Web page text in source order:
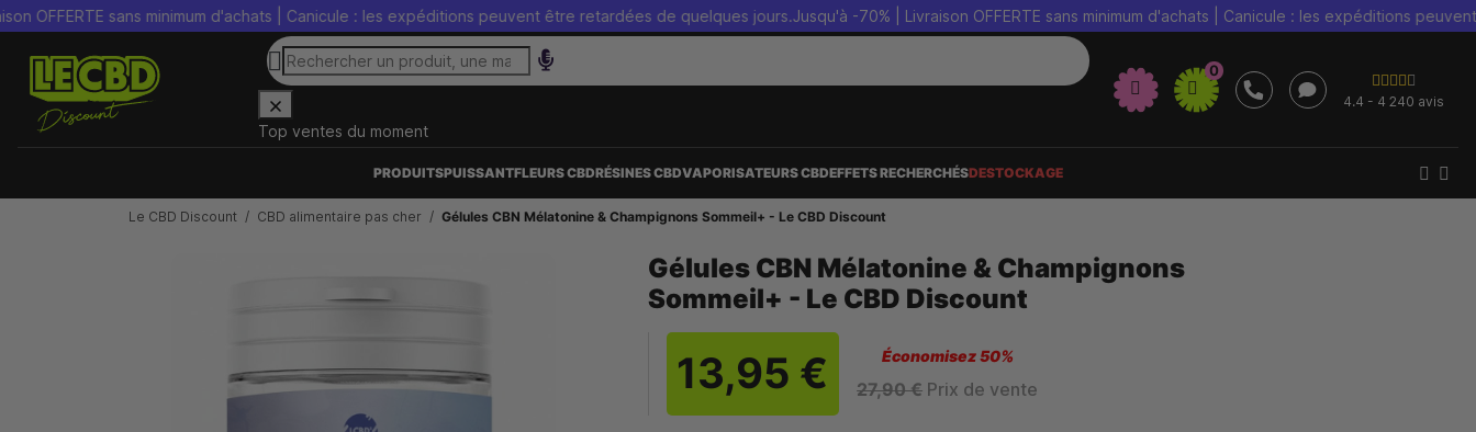
sans minimum d'achats | Canicule : les expéditions peuvent être retardées de quelques jours. Jusqu'à -70% | Livraison OFFERTE sans minimum d'achats | Canicule : les expéditions peuvent
0
4.4 - 4 240 avis
Top ventes du moment
PRODUITSPUISSANTFLEURS CBDRÉSINES CBDVAPORISATEURS CBDEFFETS RECHERCHÉSDESTOCKAGE
Le CBD Discount CBD alimentaire pas cher Gélules CBN Mélatonine & Champignons Sommeil+ - Le CBD Discount
Gélules CBN Mélatonine & Champignons
Sommeil+ - Le CBD Discount
13,95 € Économisez 50%
27,90 € Prix de vente